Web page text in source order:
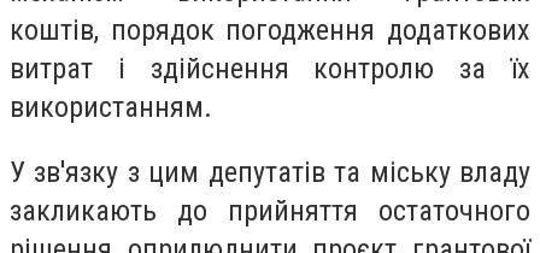
коштів, порядок погодження додаткових
витрат і здійснення контролю за їх
використанням.
У зв'язку з цим депутатів та міську владу
закликають до прийняття остаточного